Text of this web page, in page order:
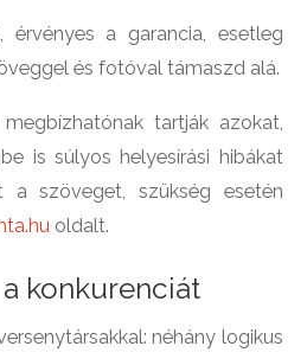
érvényes a garancia, esetleg
és fotóval támaszd alá.
tartják azokat,
is súlyos helyesírási hibákat
a szöveget, szükség esetén
oldalt.
konkurenciát
néhány logikus